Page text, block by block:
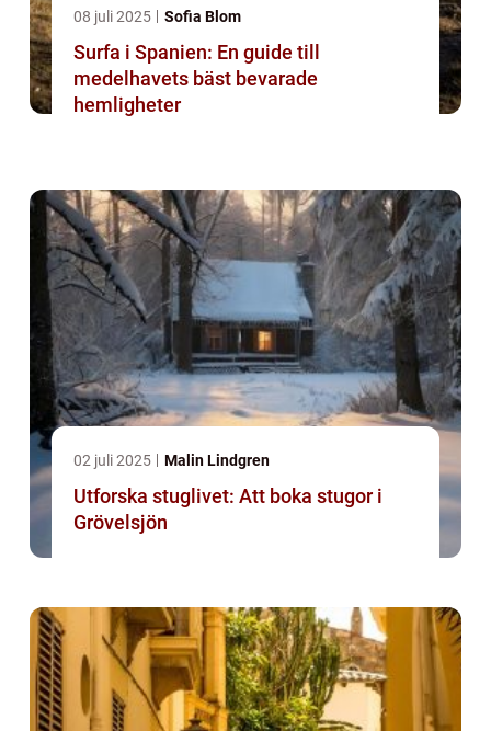
08 juli 2025 Sofia Blom
Surfa i Spanien: En guide till
medelhavets bäst bevarade
hemligheter
02 juli 2025 Malin Lindgren
Utforska stuglivet: Att boka stugor i
Grövelsjön